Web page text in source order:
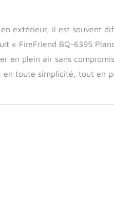
extérieur, il est souvent
« FireFriend BQ-6395
en plein air sans
en toute simplicité, tout en